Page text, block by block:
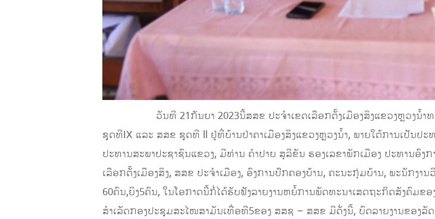
ວັນທີ 21ກັນຍາ 2023ນີ້ສສຂ ປະຈໍາເຂດເລືອກຕັ້ງເມືອງສິງແຂວງຫຼວງນໍ້າທາ
ຊຸດທີIX ແລະ ສສຂ ຊຸດທີ ll ຢູ່ທີ່ບ້ານປ່າຄາເມືອງສິງແຂວງຫຼວງນໍ້າ, ພາຍໃຕ້ການເປັນປ
ປະທານສະພາປະຊາຊົນແຂວງ, ມີທ່ານ ຄໍາປາຍ ສຸລີຂັນ ຮອງເລຂາພັກເມືອງ ປະທານ
ເລືອກຕັ້ງເມືອງສິງ, ສສຂ ປະຈໍາເມືອງ, ອົງການປົກຄອງບ້ານ, ຄະນະກຸ່ມບ້ານ, ພະນັກງາ
60ຄົນ,ຍິງ5ຄົນ, ໃນໂອກາດນີ້ກໍ່ໄດ້ຮັບຟັງລາຍງານຫຍໍ້ການພັດທະນາເສດຖະກິດສັງຄົມຂ
ສໍາເລັດກອງປະຊຸມສະໄໜສາມັນເທື່ອທີ5ຂອງ ສສຊ – ສສຂ ມີດັ່ງນີ້, ບົດລາຍງານຂອງ